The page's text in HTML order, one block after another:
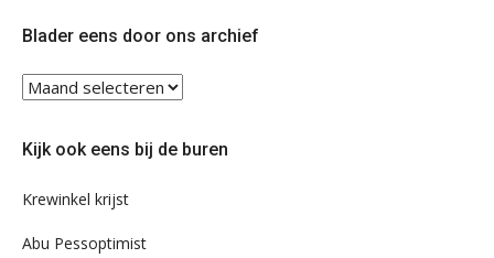
Blader eens door ons archief
Blader
ons
Kijk ook eens bij de buren
Krewinkel krijst
Abu Pessoptimist